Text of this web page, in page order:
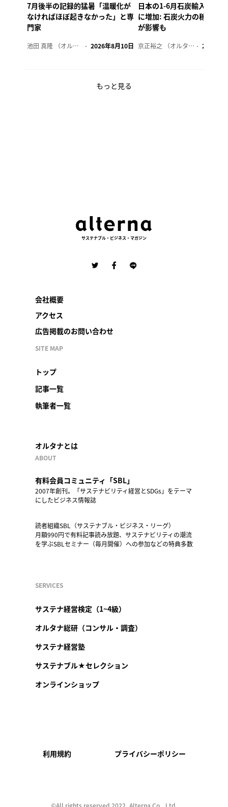
7月後半の記録的猛暑「温暖化が
なければほぼ起きなかった」と専
門家
池田 真隆 （オルタナ輪番編集長） 2026年8月10日
日本の1-6月石炭輸入、4年
に増加: 石炭火力の稼働制
が影響も
京正裕之 （オルタナ副編集長） 2026年8
もっと見る
サステナブル・ビジネス・マガジン
会社概要
アクセス
広告掲載のお問い合わせ
SITE MAP
トップ
記事一覧
執筆者一覧
オルタナとは
ABOUT
有料会員コミュニティ「SBL」
2007年創刊。「サステナビリティ経営とSDGs」をテーマ
にしたビジネス情報誌
読者組織SBL（サステナブル・ビジネス・リーグ）
月額990円で有料記事読み放題、サステナビリティの潮流
を学ぶSBLセミナー（毎月開催）への参加などの特典多数
SERVICES
サステナ経営検定（1~4級）
オルタナ総研（コンサル・調査）
サステナ経営塾
サステナブル★セレクション
オンラインショップ
利用規約 プライバシーポリシー
©︎All rights reserved 2022, Alterna Co., Ltd.